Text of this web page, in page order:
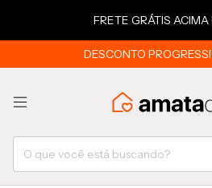
FRETE GRÁTIS
DESCONTO